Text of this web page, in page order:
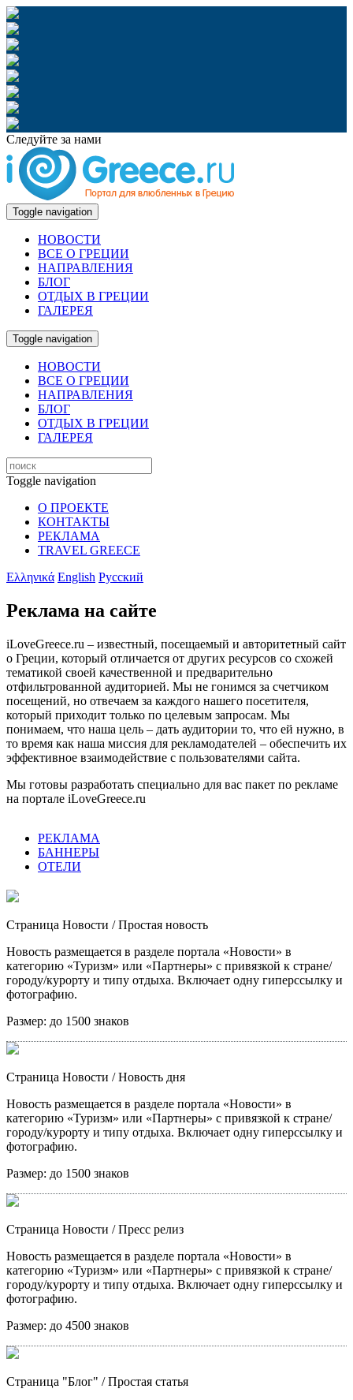
Следуйте за нами
Toggle navigation
НОВОСТИ
ВСЕ О ГРЕЦИИ
НАПРАВЛЕНИЯ
БЛОГ
ОТДЫХ В ГРЕЦИИ
ГАЛЕРЕЯ
Toggle navigation
НОВОСТИ
ВСЕ О ГРЕЦИИ
НАПРАВЛЕНИЯ
БЛОГ
ОТДЫХ В ГРЕЦИИ
ГАЛЕРЕЯ
Toggle navigation
О ПРОЕКТЕ
КОНТАКТЫ
РЕКЛАМА
TRAVEL GREECE
Ελληνικά English Русский
Реклама на сайте
iLoveGreece.ru – известный, посещаемый и авторитетный сайт
о Греции, который отличается от других ресурсов со схожей
тематикой своей качественной и предварительно
отфильтрованной аудиторией. Мы не гонимся за счетчиком
посещений, но отвечаем за каждого нашего посетителя,
который приходит только по целевым запросам. Мы
понимаем, что наша цель – дать аудитории то, что ей нужно, в
то время как наша миссия для рекламодателей – обеспечить их
эффективное взаимодействие с пользователями сайта.
Мы готовы разработать специально для вас пакет по рекламе
на портале iLoveGreece.ru
РЕКЛАМА
БАННЕРЫ
ОТЕЛИ
Страница Новости / Простая новость
Новость размещается в разделе портала «Новости» в
категорию «Туризм» или «Партнеры» с привязкой к стране/
городу/курорту и типу отдыха. Включает одну гиперссылку и
фотографию.
Размер: до 1500 знаков
Страница Новости / Новость дня
Новость размещается в разделе портала «Новости» в
категорию «Туризм» или «Партнеры» с привязкой к стране/
городу/курорту и типу отдыха. Включает одну гиперссылку и
фотографию.
Размер: до 1500 знаков
Страница Новости / Пресс релиз
Новость размещается в разделе портала «Новости» в
категорию «Туризм» или «Партнеры» с привязкой к стране/
городу/курорту и типу отдыха. Включает одну гиперссылку и
фотографию.
Размер: до 4500 знаков
Страница "Блог" / Простая статья